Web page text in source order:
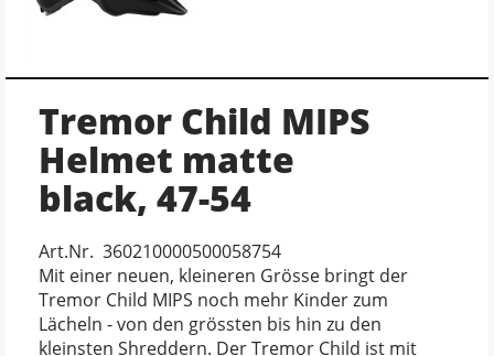
Tremor Child MIPS
Helmet matte
black, 47-54
Art.Nr. 360210000500058754
Mit einer neuen, kleineren Grösse bringt der
Tremor Child MIPS noch mehr Kinder zum
Lächeln - von den grössten bis hin zu den
kleinsten Shreddern. Der Tremor Child ist mit